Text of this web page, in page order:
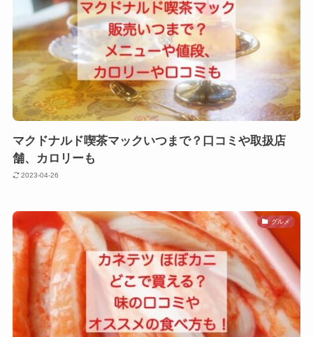
マクドナルド喫茶マックいつまで？口コミや取扱店
舗、カロリーも
2023-04-26
グルメ